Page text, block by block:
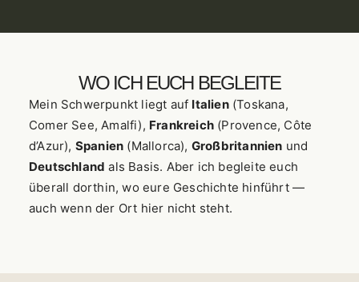
WO ICH EUCH BEGLEITE
Mein Schwerpunkt liegt auf Italien(Toskana,
Comer See, Amalfi), Frankreich (Provence, Côte
d’Azur), Spanien (Mallorca), Großbritannien und
Deutschland als Basis. Aber ich begleite euch
überall dorthin, wo eure Geschichte hinführt —
auch wenn der Ort hier nicht steht.